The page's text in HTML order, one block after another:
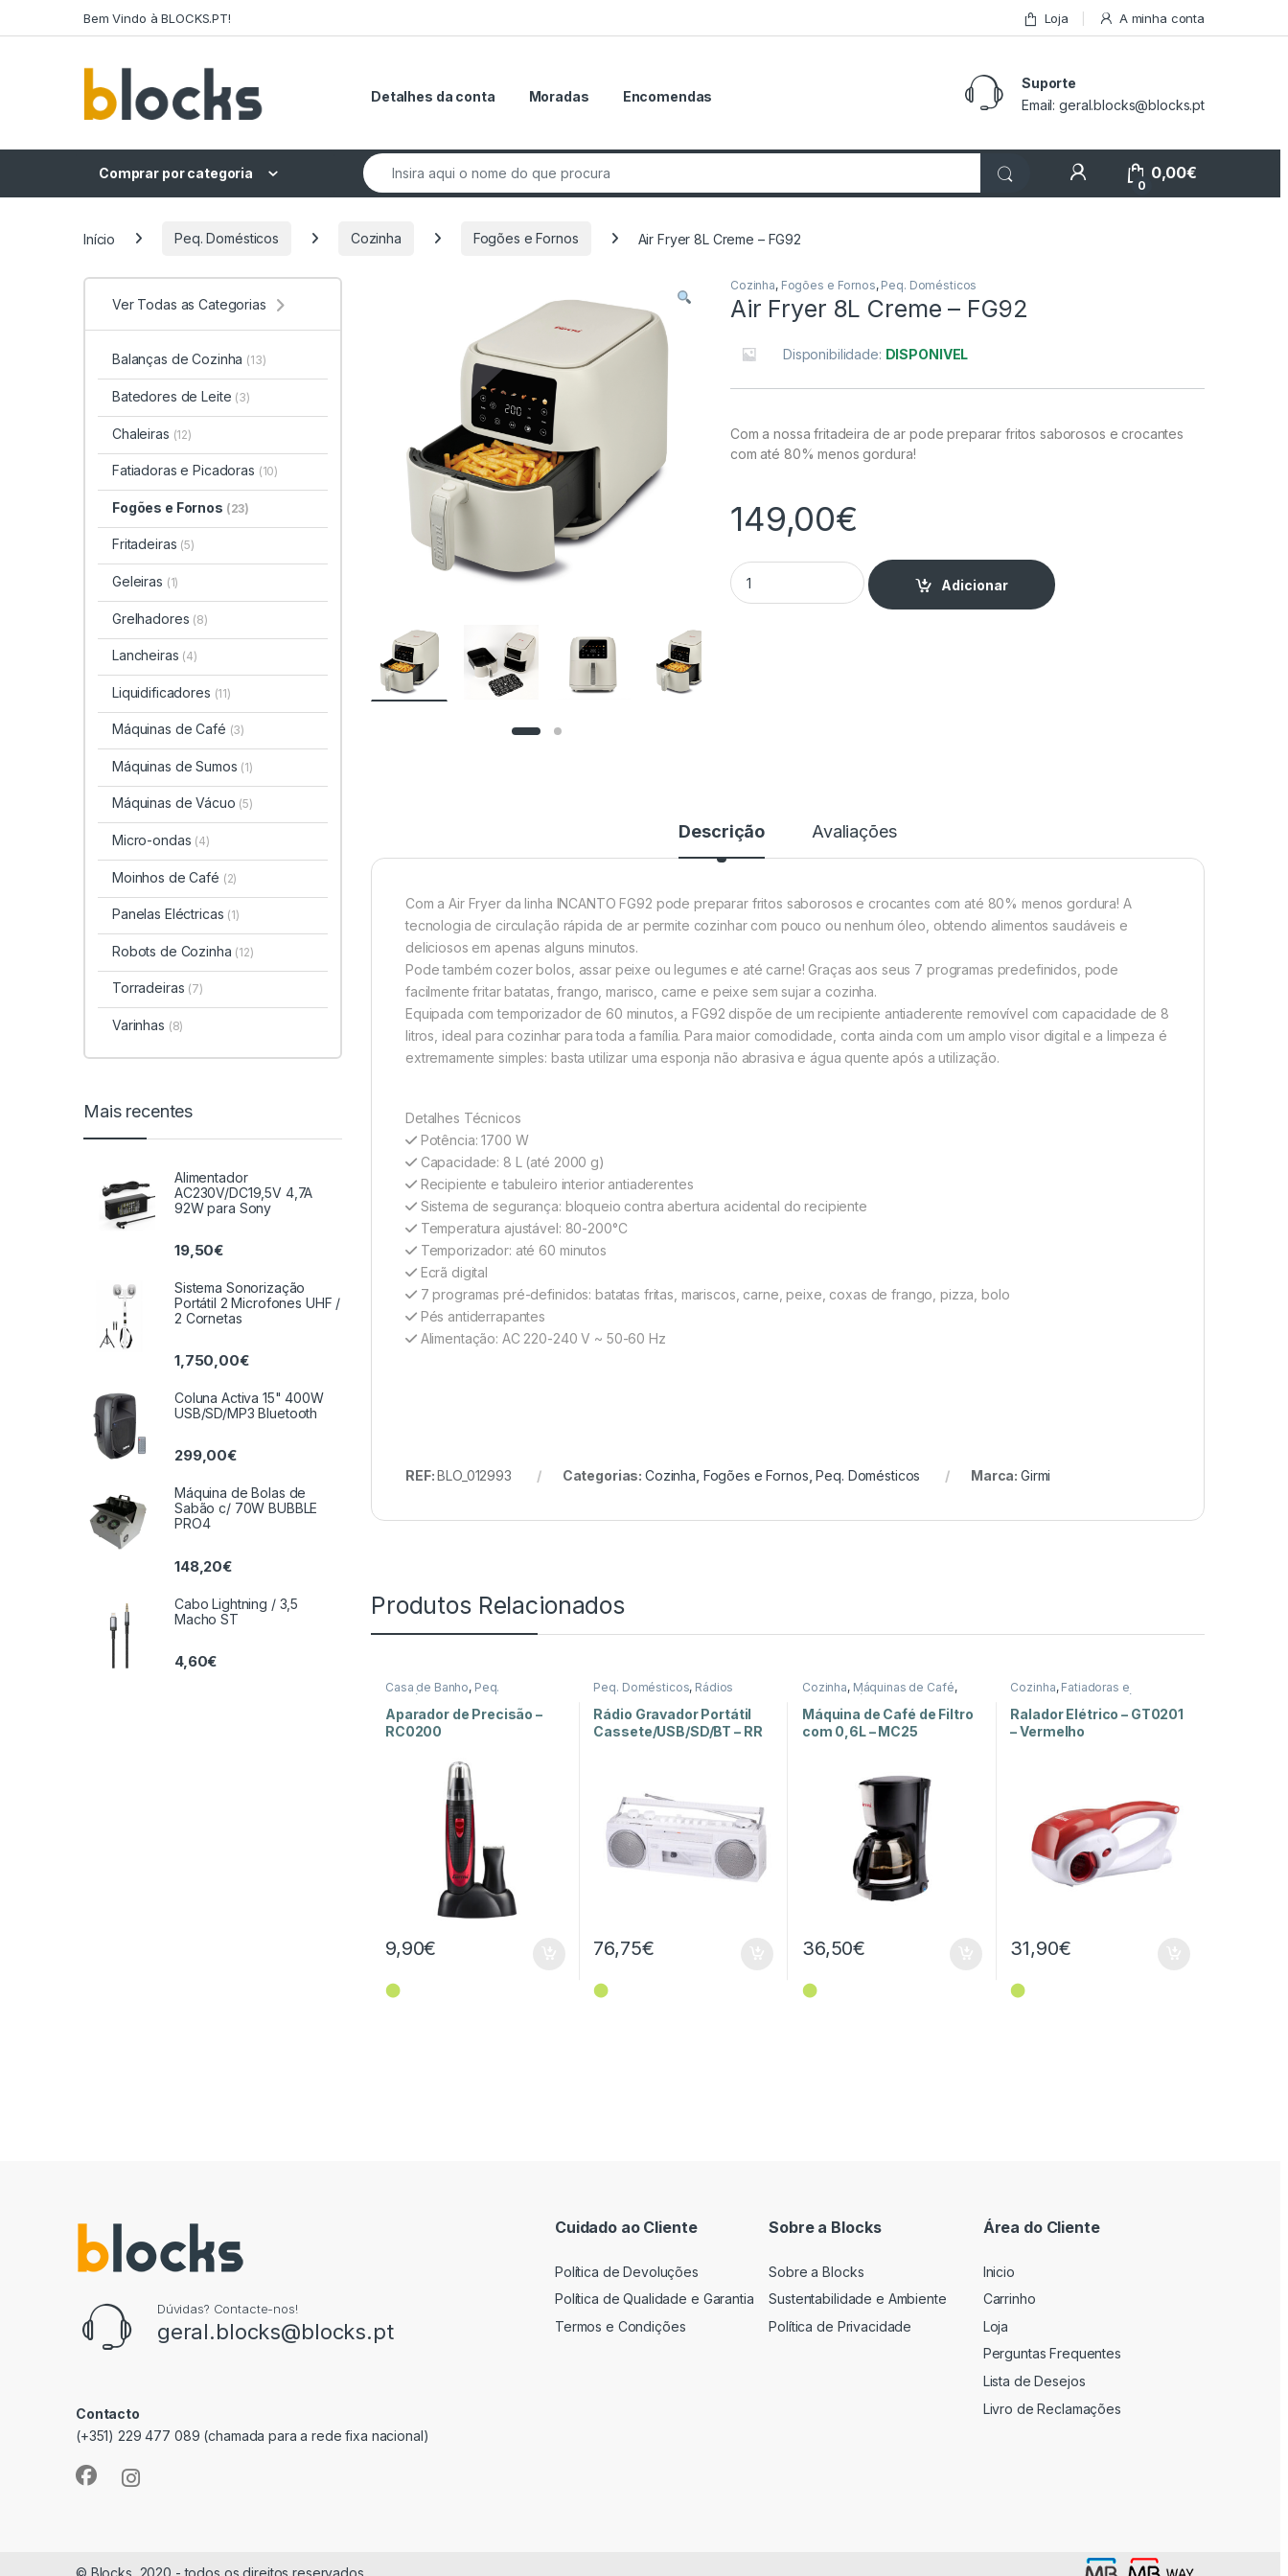
Bem Vindo à BLOCKS.PT! Loja A minha conta
Detalhes da conta Moradas Encomendas
Suporte
Email: geral.blocks@blocks.pt
Comprar por categoria
Search for:
My Account
0
0,00€
Início Peq. Domésticos Cozinha Fogões e Fornos Air Fryer 8L Creme – FG92
Cozinha, Fogões e Fornos, Peq. Domésticos
Air Fryer 8L Creme – FG92
Disponibilidade: DISPONIVEL
Com a nossa fritadeira de ar pode preparar fritos saborosos e crocantes
com até 80% menos gordura!
149,00€
Air Fryer 8L Creme - FG92 quantity
Adicionar
Descrição Avaliações
Com a Air Fryer da linha INCANTO FG92 pode preparar fritos saborosos e crocantes com até 80% menos gordura! A
tecnologia de circulação rápida de ar permite cozinhar com pouco ou nenhum óleo, obtendo alimentos saudáveis e
deliciosos em apenas alguns minutos.
Pode também cozer bolos, assar peixe ou legumes e até carne! Graças aos seus 7 programas predefinidos, pode
facilmente fritar batatas, frango, marisco, carne e peixe sem sujar a cozinha.
Equipada com temporizador de 60 minutos, a FG92 dispõe de um recipiente antiaderente removível com capacidade de 8
litros, ideal para cozinhar para toda a família. Para maior comodidade, conta ainda com um amplo visor digital e a limpeza é
extremamente simples: basta utilizar uma esponja não abrasiva e água quente após a utilização.
Detalhes Técnicos
Potência: 1700 W
Capacidade: 8 L (até 2000 g)
Recipiente e tabuleiro interior antiaderentes
Sistema de segurança: bloqueio contra abertura acidental do recipiente
Temperatura ajustável: 80-200°C
Temporizador: até 60 minutos
Ecrã digital
7 programas pré-definidos: batatas fritas, mariscos, carne, peixe, coxas de frango, pizza, bolo
Pés antiderrapantes
Alimentação: AC 220-240 V ~ 50-60 Hz
REF:BLO_012993 Categorias: Cozinha Fogões e Fornos ,Peq. Domésticos Marca:Girmi
Produtos Relacionados
Casa de Banho, Peq.
Domésticos
Aparador de Precisão –
RC0200
9,90€
⬤
Peq. Domésticos, Rádios
Rádio Gravador Portátil
Cassete/USB/SD/BT – RR
76,75€
⬤
Cozinha, Máquinas de Café,
Peq. Domésticos
Máquina de Café de Filtro
com 0,6L – MC25
36,50€
⬤
Cozinha, Fatiadoras e
Peq. Domésticos
Ralador Elétrico – GT0201
– Vermelho
31,90€
⬤
Ver Todas as Categorias
Balanças de Cozinha (13)
Batedores de Leite (3)
Chaleiras (12)
Fatiadoras e Picadoras (10)
Fogões e Fornos (23)
Fritadeiras (5)
Geleiras (1)
Grelhadores (8)
Lancheiras (4)
Liquidificadores (11)
Máquinas de Café (3)
Máquinas de Sumos (1)
Máquinas de Vácuo (5)
Micro-ondas (4)
Moinhos de Café (2)
Panelas Eléctricas (1)
Robots de Cozinha (12)
Torradeiras (7)
Varinhas (8)
Mais recentes
Alimentador
AC230V/DC19,5V 4,7A
92W para Sony
19,50€
Sistema Sonorização
Portátil 2 Microfones UHF /
2 Cornetas
1,750,00€
Coluna Activa 15" 400W
USB/SD/MP3 Bluetooth
299,00€
Máquina de Bolas de
Sabão c/ 70W BUBBLE
PRO4
148,20€
Cabo Lightning / 3,5
Macho ST
4,60€
Dúvidas? Contacte-nos!
geral.blocks@blocks.pt
Contacto
(+351) 229 477 089 (chamada para a rede fixa nacional)
Cuidado ao Cliente
Política de Devoluções
Política de Qualidade e Garantia
Termos e Condições
Sobre a Blocks
Sobre a Blocks
Sustentabilidade e Ambiente
Política de Privacidade
Área do Cliente
Inicio
Carrinho
Loja
Perguntas Frequentes
Lista de Desejos
Livro de Reclamações
© Blocks, 2020 - todos os direitos reservados